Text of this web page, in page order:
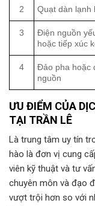
2 Quạt dàn lạnh
3
Điện nguồn
hoặc tiếp xúc
4
Đảo pha hoặc
nguồn
ƯU ĐIỂM CỦA
TẠI TRẦN LÊ
Là trung tâm uy tín
hào là đơn vị cung
viên kỹ thuật và tư
chuyên môn và đạo
vượt trội hơn so với